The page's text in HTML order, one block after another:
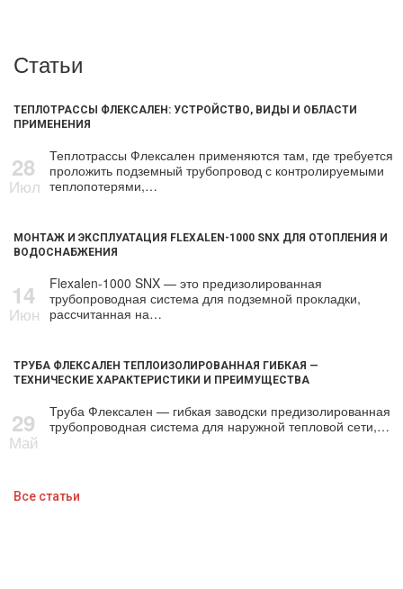
Статьи
ТЕПЛОТРАССЫ ФЛЕКСАЛЕН: УСТРОЙСТВО, ВИДЫ И ОБЛАСТИ
ПРИМЕНЕНИЯ
28
Июл
Теплотрассы Флексален применяются там, где требуется
проложить подземный трубопровод с контролируемыми
теплопотерями,…
МОНТАЖ И ЭКСПЛУАТАЦИЯ FLEXALEN-1000 SNX ДЛЯ ОТОПЛЕНИЯ И
ВОДОСНАБЖЕНИЯ
14
Июн
Flexalen-1000 SNX — это предизолированная
трубопроводная система для подземной прокладки,
рассчитанная на…
ТРУБА ФЛЕКСАЛЕН ТЕПЛОИЗОЛИРОВАННАЯ ГИБКАЯ —
ТЕХНИЧЕСКИЕ ХАРАКТЕРИСТИКИ И ПРЕИМУЩЕСТВА
29
Май
Труба Флексален — гибкая заводски предизолированная
трубопроводная система для наружной тепловой сети,…
Все статьи